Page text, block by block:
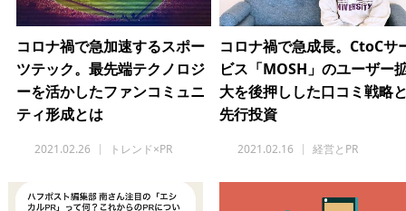
コロナ禍で急加速するスポー
ツテック。最先端テクノロジ
ーを活かしたファンコミュニ
ティ形成とは
2021.02.26 トレンド×PR
コロナ禍で急成長。CtoCサ
ビス「MOSH」のユーザー
大を後押しした口コミ戦略
先行投資
2021.02.16 経営とPR